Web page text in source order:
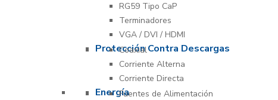
RG59 Tipo CaP
Terminadores
VGA / DVI / HDMI
Protección Contra Descargas
Coaxial
Corriente Alterna
Corriente Directa
EnergíaFuentes de Alimentación